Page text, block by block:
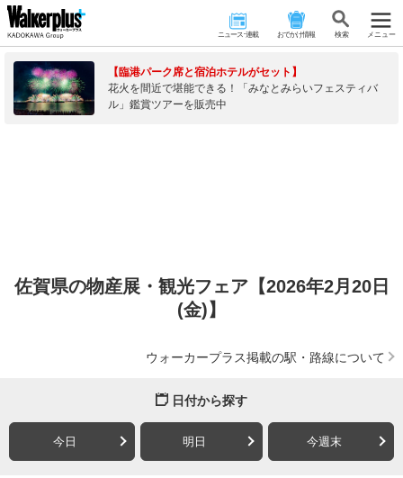
ニュース･連載 おでかけ情報 検 索 メニュー
【臨港パーク席と宿泊ホテルがセット】
花火を間近で堪能できる！「みなとみらいフェスティバ
ル」鑑賞ツアーを販売中
佐賀県の物産展・観光フェア【2026年2月20日
(金)】
ウォーカープラス掲載の駅・路線について
日付から探す
今日 明日 今週末